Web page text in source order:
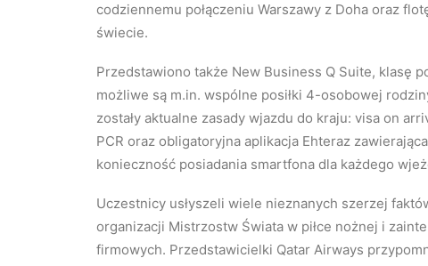
codziennemu połączeniu Warszawy z Doha oraz
świecie.
Przedstawiono także New Business Q Suite, klasę
możliwe są m.in. wspólne posiłki 4-osobowej
zostały aktualne zasady wjazdu do kraju: visa on
PCR oraz obligatoryjna aplikacja Ehteraz
konieczność posiadania smartfona dla każdego
Uczestnicy usłyszeli wiele nieznanych szerzej
organizacji Mistrzostw Świata w piłce nożnej i
firmowych. Przedstawicielki Qatar Airways